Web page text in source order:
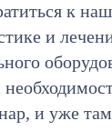
к
и
и уже